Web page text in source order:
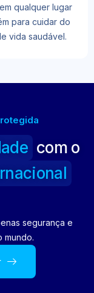
qualquer lugar
para cuidar do
vida saudável.
com o
segurança e
mundo.